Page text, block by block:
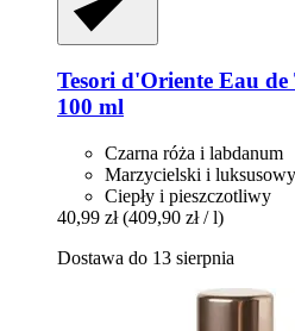
Tesori d'Oriente Eau de
100 ml
Czarna róża i labdanum
Marzycielski i luksusowy
Ciepły i pieszczotliwy
40,99 zł (409,90 zł / l)
Dostawa do 13 sierpnia